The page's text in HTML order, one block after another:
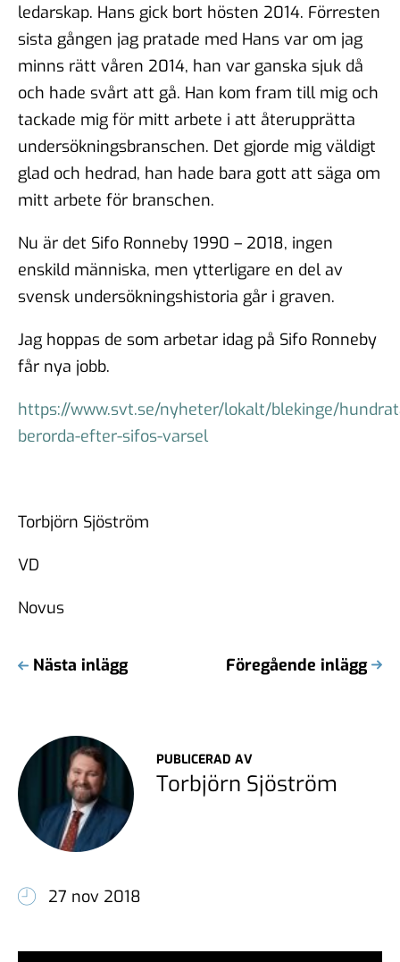
ledarskap. Hans gick bort hösten 2014. Förresten
sista gången jag pratade med Hans var om jag
minns rätt våren 2014, han var ganska sjuk då
och hade svårt att gå. Han kom fram till mig och
tackade mig för mitt arbete i att återupprätta
undersökningsbranschen. Det gjorde mig väldigt
glad och hedrad, han hade bara gott att säga om
mitt arbete för branschen.
Nu är det Sifo Ronneby 1990 – 2018, ingen
enskild människa, men ytterligare en del av
svensk undersökningshistoria går i graven.
Jag hoppas de som arbetar idag på Sifo Ronneby
får nya jobb.
https://www.svt.se/nyheter/lokalt/blekinge/
berorda-efter-sifos-varsel
Torbjörn Sjöström
VD
Novus
Nästa inlägg Föregående inlägg
PUBLICERAD AV
Torbjörn Sjöström
27 nov 2018